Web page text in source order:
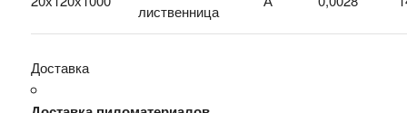
лиственница
Доставка